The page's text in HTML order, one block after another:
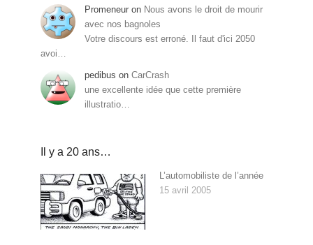
Promeneur on Nous avons le droit de mourir
avec nos bagnoles
Votre discours est erroné. Il faut d'ici 2050
avoi…
pedibus on CarCrash
une excellente idée que cette première
illustratio…
Il y a 20 ans…
L’automobiliste de l’année
15 avril 2005